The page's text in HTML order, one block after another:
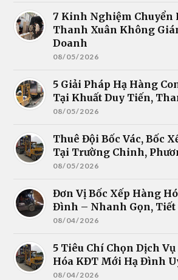
7 Kinh Nghiệm Chuyển
Thanh Xuân Không
Doanh
08/05/2026
5 Giải Pháp Hạ Hàng
Tại Khuất Duy Tiến,
08/05/2026
Thuê Đội Bốc Vác, Bốc
Tại Trường Chinh,
08/05/2026
Đơn Vị Bốc Xếp Hàng
Đình – Nhanh Gọn, Tiết
08/04/2026
5 Tiêu Chí Chọn Dịch
Hóa KĐT Mới Hạ Đình
08/04/2026